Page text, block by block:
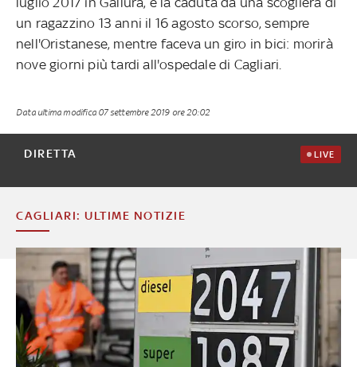
un ragazzino 13 anni il 16 agosto scorso, sempre
nell'Oristanese, mentre faceva un giro in bici: morirà
nove giorni più tardi all'ospedale di Cagliari.
Data ultima modifica 07 settembre 2019 ore 20:02
DIRETTA LIVE
CAGLIARI: ULTIME NOTIZIE